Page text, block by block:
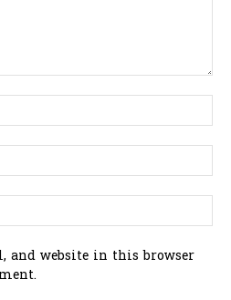
and website in this browser